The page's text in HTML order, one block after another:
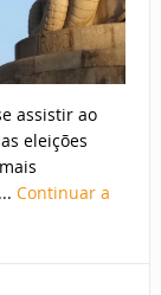
assistir ao
eleições
Continuar a